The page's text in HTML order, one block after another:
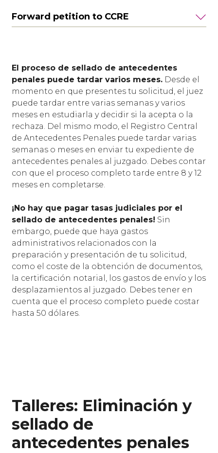
Forward petition to CCRE
El proceso de sellado de antecedentes
penales puede tardar varios meses. Desde el
momento en que presentes tu solicitud, el juez
puede tardar entre varias semanas y varios
meses en estudiarla y decidir si la acepta o la
rechaza. Del mismo modo, el Registro Central
de Antecedentes Penales puede tardar varias
semanas o meses en enviar tu expediente de
antecedentes penales al juzgado. Debes contar
con que el proceso completo tarde entre 8 y 12
meses en completarse.
¡No hay que pagar tasas judiciales por el
sellado de antecedentes penales! Sin
embargo, puede que haya gastos
administrativos relacionados con la
preparación y presentación de tu solicitud,
como el coste de la obtención de documentos,
la certificación notarial, los gastos de envío y los
desplazamientos al juzgado. Debes tener en
cuenta que el proceso completo puede costar
hasta 50 dólares.
Talleres: Eliminación y
sellado de
antecedentes penales